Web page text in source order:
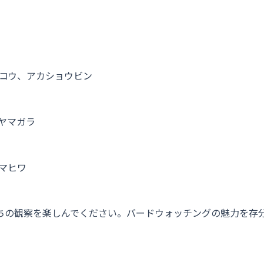
ウ、アカショウビン
マガラ
ヒワ
観察を楽しんでください。バードウォッチングの魅力を存